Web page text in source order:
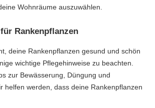
Wohnräume auszuwählen.
Rankenpflanzen
deine Rankenpflanzen gesund und schön
wichtige Pflegehinweise zu beachten.
zur Bewässerung, Düngung und
helfen werden, dass deine Rankenpflanzen